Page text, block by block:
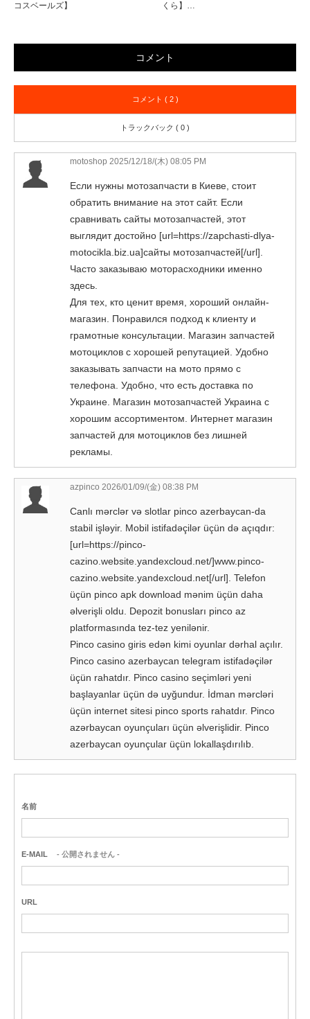
コスベールズ】
くら】…
コメント
コメント ( 2 )
トラックバック ( 0 )
motoshop 2025/12/18/(木) 08:05 PM
Если нужны мотозапчасти в Киеве, стоит
обратить внимание на этот сайт. Если
сравнивать сайты мотозапчастей, этот
выглядит достойно [url=https://zapchasti-dlya-
motocikla.biz.ua]сайты мотозапчастей[/url].
Часто заказываю моторасходники именно
здесь.
Для тех, кто ценит время, хороший онлайн-
магазин. Понравился подход к клиенту и
грамотные консультации. Магазин запчастей
мотоциклов с хорошей репутацией. Удобно
заказывать запчасти на мото прямо с
телефона. Удобно, что есть доставка по
Украине. Магазин мотозапчастей Украина с
хорошим ассортиментом. Интернет магазин
запчастей для мотоциклов без лишней
рекламы.
azpinco 2026/01/09/(金) 08:38 PM
Canlı mərclər və slotlar pinco azerbaycan-da
stabil işləyir. Mobil istifadəçilər üçün də açıqdır:
[url=https://pinco-
cazino.website.yandexcloud.net/]www.pinco-
cazino.website.yandexcloud.net[/url]. Telefon
üçün pinco apk download mənim üçün daha
əlverişli oldu. Depozit bonusları pinco az
platformasında tez-tez yenilənir.
Pinco casino giris edən kimi oyunlar dərhal açılır.
Pinco casino azerbaycan telegram istifadəçilər
üçün rahatdır. Pinco casino seçimləri yeni
başlayanlar üçün də uyğundur. İdman mərcləri
üçün internet sitesi pinco sports rahatdır. Pinco
azərbaycan oyunçuları üçün əlverişlidir. Pinco
azerbaycan oyunçular üçün lokallaşdırılıb.
名前
E-MAIL - 公開されません -
URL